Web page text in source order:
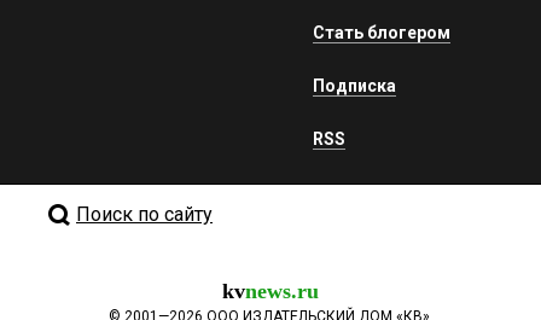
Стать блогером
Подписка
RSS
Поиск по сайту
kvnews.ru
© 2001—2026 ООО ИЗДАТЕЛЬСКИЙ ДОМ «КВ».